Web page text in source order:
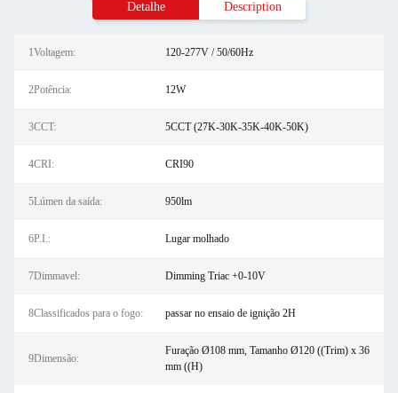
Detalhe Description
1Voltagem: 120-277V / 50/60Hz
2Potência: 12W
3CCT: 5CCT (27K-30K-35K-40K-50K)
4CRI: CRI90
5Lúmen da saída: 950lm
6P.I.: Lugar molhado
7Dimmavel: Dimming Triac +0-10V
8Classificados para o fogo: passar no ensaio de ignição 2H
9Dimensão:
Furação Ø108 mm, Tamanho Ø120 ((Trim) x 36
mm ((H)